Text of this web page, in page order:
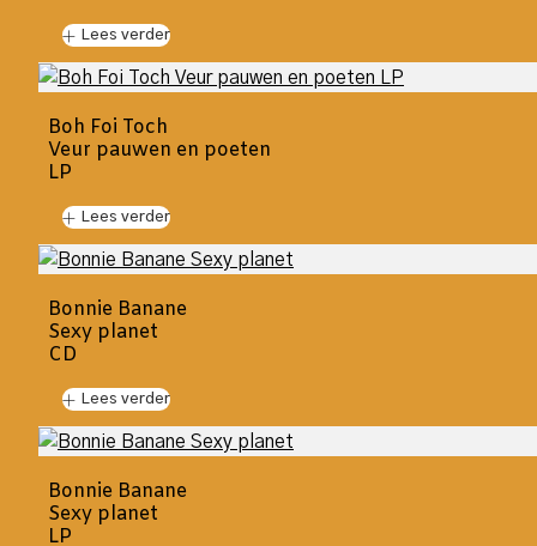
Lees verder
Boh Foi Toch
Veur pauwen en poeten
LP
Lees verder
Bonnie Banane
Sexy planet
CD
Lees verder
Bonnie Banane
Sexy planet
LP